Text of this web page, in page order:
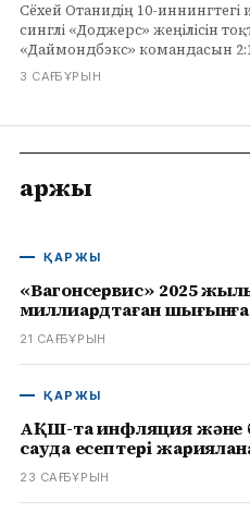
Сёхей Отанидің 10-
синглі «Доджерс» жеңілісін
«Даймондбэкс» командасын
ұтты. Толығырақ infohub.kz
3 САҒ БҰРЫН
Қаржы
ҚАРЖЫ
«Вагонсервис» 2025
миллиардтаған
21 САҒ БҰРЫН
ҚАРЖЫ
АҚШ-та инфляция және
сауда есептері
23 САҒ БҰРЫН